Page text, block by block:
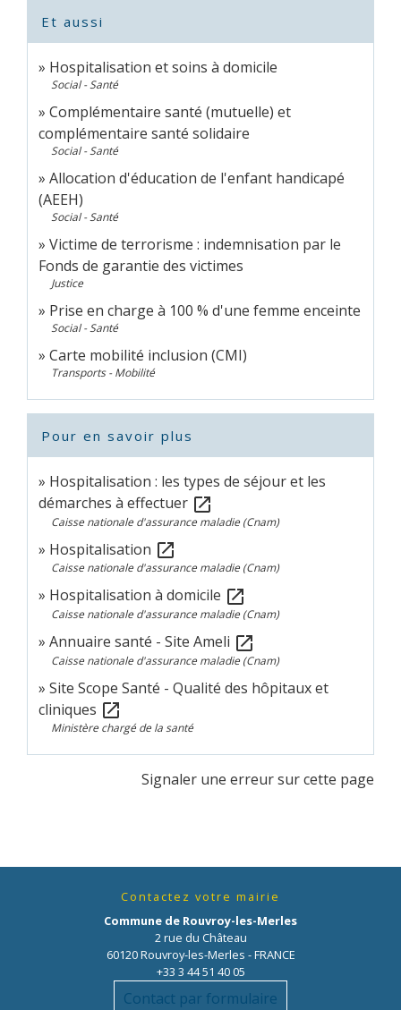
Et aussi
Hospitalisation et soins à domicile
Social - Santé
Complémentaire santé (mutuelle) et
complémentaire santé solidaire
Social - Santé
Allocation d'éducation de l'enfant handicapé
(AEEH)
Social - Santé
Victime de terrorisme : indemnisation par le
Fonds de garantie des victimes
Justice
Prise en charge à 100 % d'une femme enceinte
Social - Santé
Carte mobilité inclusion (CMI)
Transports - Mobilité
Pour en savoir plus
Hospitalisation : les types de séjour et les
démarches à effectuer open_in_new
Caisse nationale d'assurance maladie (Cnam)
Hospitalisation open_in_new
Caisse nationale d'assurance maladie (Cnam)
Hospitalisation à domicile open_in_new
Caisse nationale d'assurance maladie (Cnam)
Annuaire santé - Site Ameli open_in_new
Caisse nationale d'assurance maladie (Cnam)
Site Scope Santé - Qualité des hôpitaux et
cliniques open_in_new
Ministère chargé de la santé
Signaler une erreur sur cette page
Contactez votre mairie
Commune de Rouvroy-les-Merles
2 rue du Château
60120 Rouvroy-les-Merles - FRANCE
+33 3 44 51 40 05
Contact par formulaire